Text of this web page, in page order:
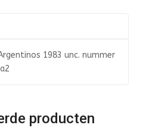
1983 unc. nummer
producten